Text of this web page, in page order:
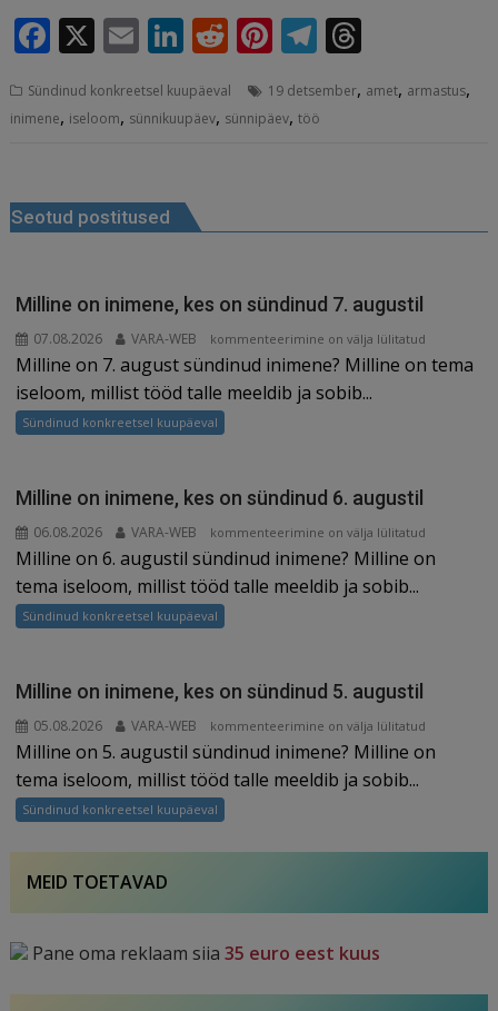
F
c
e
o
o
X E
ai
Li
k
e
n
R
d
di
Pi
te
T
e r
s
Sündinud konkreetsel kuupäeval 19 detsember, amet, armastus,
inimene, iseloom, sünnikuupäev, sünnipäev,töö
Seotud postitused
Milline on inimene, kes on sündinud 7. augustil
07.08.2026 VARA-WEB
Milline
on
inimene,
kes
on
augustil
kommenteerimine on välja lülitatud
Milline on 7. august sündinud inimene? Milline on tema
iseloom, millist tööd talle meeldib ja sobib...
Sündinud konkreetsel kuupäeval
Milline on inimene, kes on sündinud 6. augustil
06.08.2026 VARA-WEB
Milline
on
inimene,
kes
on
augustil
kommenteerimine on välja lülitatud
Milline on 6. augustil sündinud inimene? Milline on
tema iseloom, millist tööd talle meeldib ja sobib...
Sündinud konkreetsel kuupäeval
Milline on inimene, kes on sündinud 5. augustil
05.08.2026 VARA-WEB
Milline
on
inimene,
kes
on
kommenteerimine on välja lülitatud
Milline on 5. augustil sündinud inimene? Milline on
tema iseloom, millist tööd talle meeldib ja sobib...
Sündinud konkreetsel kuupäeval
MEID TOETAVAD
Pane oma reklaam siia35 euro eest kuus